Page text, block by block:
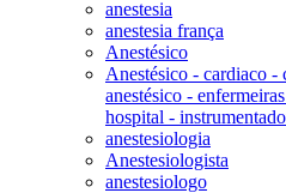
anestesia
anestesia frança
Anestésico
Anestésico - cardiaco -
anestésico -
hospital -
anestesiologia
Anestesiologista
anestesiologo